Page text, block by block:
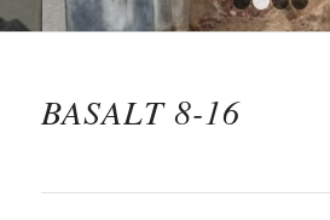
BASALT 8-16